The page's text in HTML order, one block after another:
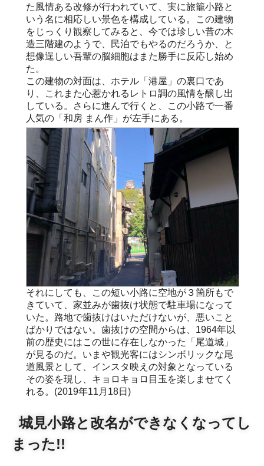
た風情ある改修が行われていて、実に旅籠小路と
いう名に相応しい景色を構成している。この建物
をじっくり観察してみると、今では珍しい昔の木
造三階建のようで、民泊でもやるのだろうか、と
想像逞しい吾輩の脳細胞はまた勝手に反応し始め
た。
この建物の対面は、ホテル「港屋」の裏口であ
り、これまた心惹かれるレトロ調の風情を醸し出
している。さらに進んで行くと、この小路で一番
人気の「和房 まん作」が左手にある。
それにしても、この短い小路に空地が３箇所もで
きていて、家並みが歯抜け状態で駐車場になって
いた。路地で歯抜けはいただけないが、悪いこと
ばかりではない。歯抜けの空間からは、1964年以
前の歴史にはこの世に存在しなかった「尾道城」
が見るのだ。いまや観光客にはシンボリックな尾
道風景として、インスタ映えの対象となっている
その姿を現し、キョロキョロ目玉を楽しませてく
れる。(2019年11月18日)
城見小路と改名ができなくなってし
まった!!